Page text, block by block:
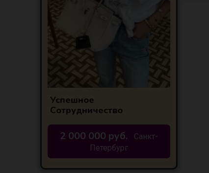
Успешное
Сотрудничество
2 000 000 руб.
Санкт-
Петербург